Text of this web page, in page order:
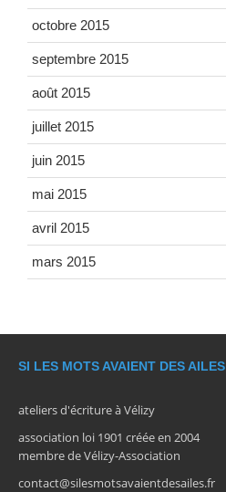
octobre 2015
septembre 2015
août 2015
juillet 2015
juin 2015
mai 2015
avril 2015
mars 2015
SI LES MOTS AVAIENT DES AILES
ateliers d'écriture à Vélizy
association loi 1901 créée en 2004
membre de Vélizy-Association
contact@silesmotsavaientdesailes.fr